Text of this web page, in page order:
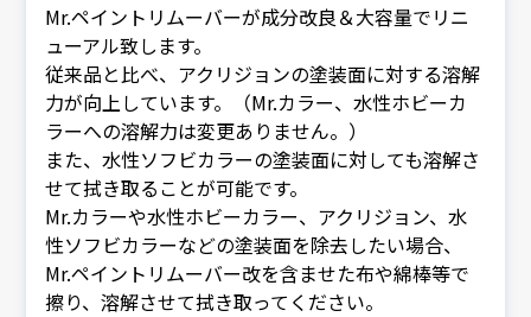
Mr.ペイントリムーバーが成分改良＆大容量でリニ
ューアル致します。
従来品と比べ、アクリジョンの塗装面に対する溶解
力が向上しています。（Mr.カラー、水性ホビーカ
ラーへの溶解力は変更ありません。）
また、水性ソフビカラーの塗装面に対しても溶解さ
せて拭き取ることが可能です。
Mr.カラーや水性ホビーカラー、アクリジョン、水
性ソフビカラーなどの塗装面を除去したい場合、
Mr.ペイントリムーバー改を含ませた布や綿棒等で
擦り、溶解させて拭き取ってください。